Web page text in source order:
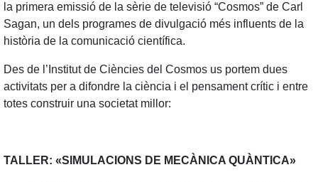
la primera emissió de la sèrie de televisió “Cosmos” de Carl
Sagan, un dels programes de divulgació més influents de la
història de la comunicació científica.
Des de l’Institut de Ciències del Cosmos us portem dues
activitats per a difondre la ciència i el pensament crític i entre
totes construir una societat millor:
TALLER: «SIMULACIONS DE MECÀNICA QUÀNTICA»